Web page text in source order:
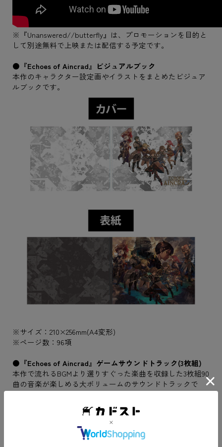
※『Unanswered//butterfly』は、プロモーションを目的と
して別途無料で上映または配信する予定です。
●『Echoes of Aincrad』ビジュアルブック
本作のキャラクター設定画やイラストをまとめたビジュア
ルブックです。
※サイズ：210×256mm(A4変形)
※ページ数：96項
●『Echoes of Aincrad』ゲームサウンドトラック(3枚組)
本作で流れるBGMより選りすぐった楽曲を収録した3枚組90
曲の音楽が楽しめる大ボリュームのサウンドトラックで
す。